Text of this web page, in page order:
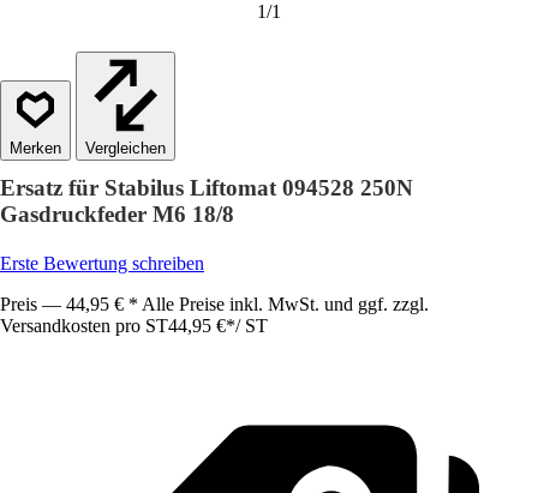
1/1
Vergleichen
Ersatz für Stabilus Liftomat 094528 250N
Gasdruckfeder M6 18/8
Erste Bewertung schreiben
Preis — 44,95 € * Alle Preise inkl. MwSt. und ggf. zzgl.
Versandkosten pro ST44,95 €*/ ST